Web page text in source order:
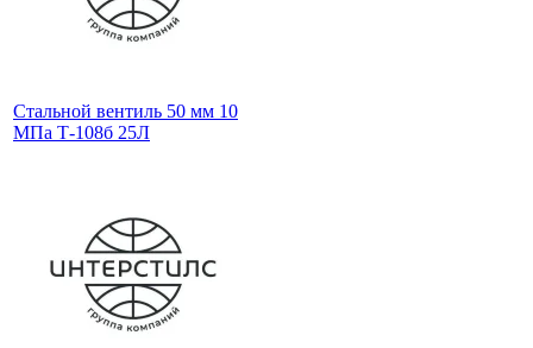
Стальной вентиль 50 мм 10
МПа Т-108б 25Л